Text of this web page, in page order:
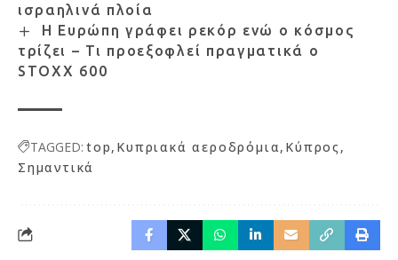
ισραηλινά πλοία
Η Ευρώπη γράφει ρεκόρ ενώ ο κόσμος
τρίζει – Τι προεξοφλεί πραγματικά ο
STOXX 600
TAGGED: top Κυπριακά αεροδρόμια Κύπρος
Σημαντικά